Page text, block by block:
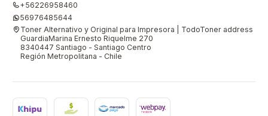
+56226958460
56976485644
Toner Alternativo y Original para Impresora | TodoToner address
GuardiaMarina Ernesto Riquelme 270
8340447 Santiago - Santiago Centro
Región Metropolitana - Chile